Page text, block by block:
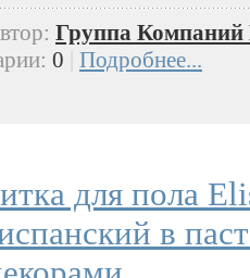
Группа Компаний
0 Подробнее...
для пола
в